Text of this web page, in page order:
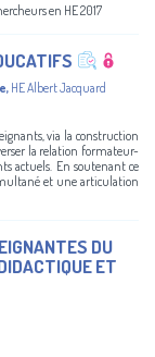
en HE 2017
, HE Albert Jacquard
via la construction
la relation formateur-
actuels. En soutenant ce
et une articulation
DU
ET